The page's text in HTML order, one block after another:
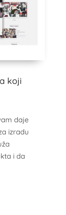
koji
daje
izradu
i da